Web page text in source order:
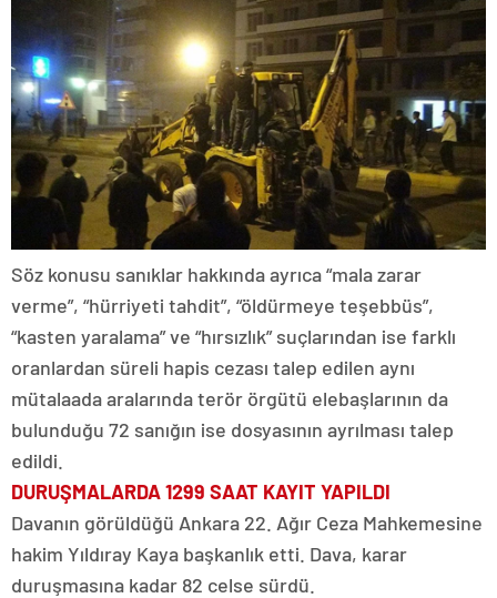
Söz konusu sanıklar hakkında ayrıca “mala zarar
verme”, “hürriyeti tahdit”, “öldürmeye teşebbüs”,
“kasten yaralama” ve “hırsızlık” suçlarından ise farklı
oranlardan süreli hapis cezası talep edilen aynı
mütalaada aralarında terör örgütü elebaşlarının da
bulunduğu 72 sanığın ise dosyasının ayrılması talep
edildi.
DURUŞMALARDA 1299 SAAT KAYIT YAPILDI
Davanın görüldüğü Ankara 22. Ağır Ceza Mahkemesine
hakim Yıldıray Kaya başkanlık etti. Dava, karar
duruşmasına kadar 82 celse sürdü.